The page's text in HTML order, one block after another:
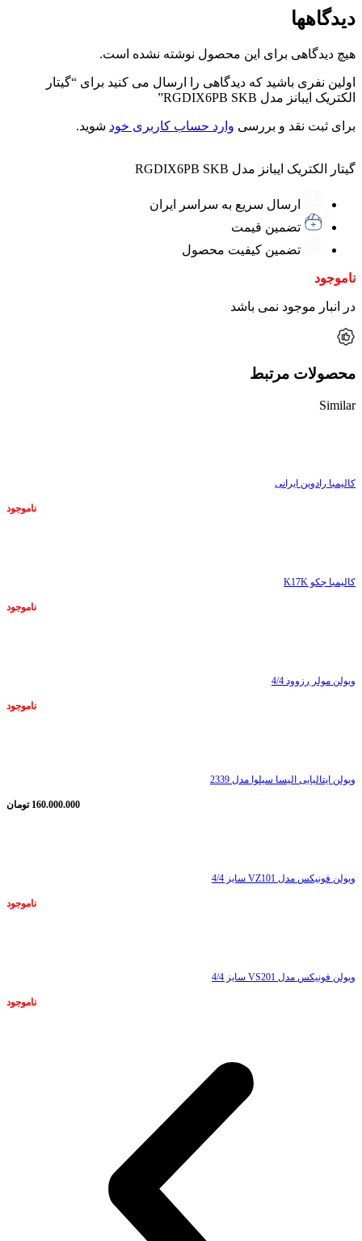
دیدگاهها
هیچ دیدگاهی برای این محصول نوشته نشده است.
اولین نفری باشید که دیدگاهی را ارسال می کنید برای “گیتار
الکتریک ایبانز مدل RGDIX6PB SKB”
برای ثبت نقد و بررسی وارد حساب کاربری خود شوید.
گیتار الکتریک ایبانز مدل RGDIX6PB SKB
ارسال سریع به سراسر ایران
تضمین قیمت
تضمین کیفیت محصول
ناموجود
در انبار موجود نمی باشد
محصولات مرتبط
Similar
کالیمبا رادوین ایرانی
ناموجود
کالیمبا جکو K17K
ناموجود
ویولن مولر رزوود 4/4
ناموجود
ویولن ایتالیایی الیسا سیلوا مدل 2339
160.000.000 تومان
ویولن فونیکس مدل VZ101 سایز 4/4
ناموجود
ویولن فونیکس مدل VS201 سایز 4/4
ناموجود